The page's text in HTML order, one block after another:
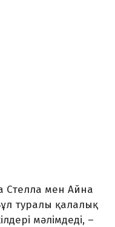
Стелла мен Айна
туралы қалалық
мәлімдеді, –